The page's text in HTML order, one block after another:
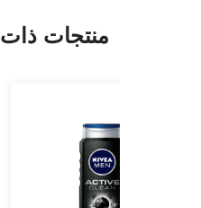
منتجات